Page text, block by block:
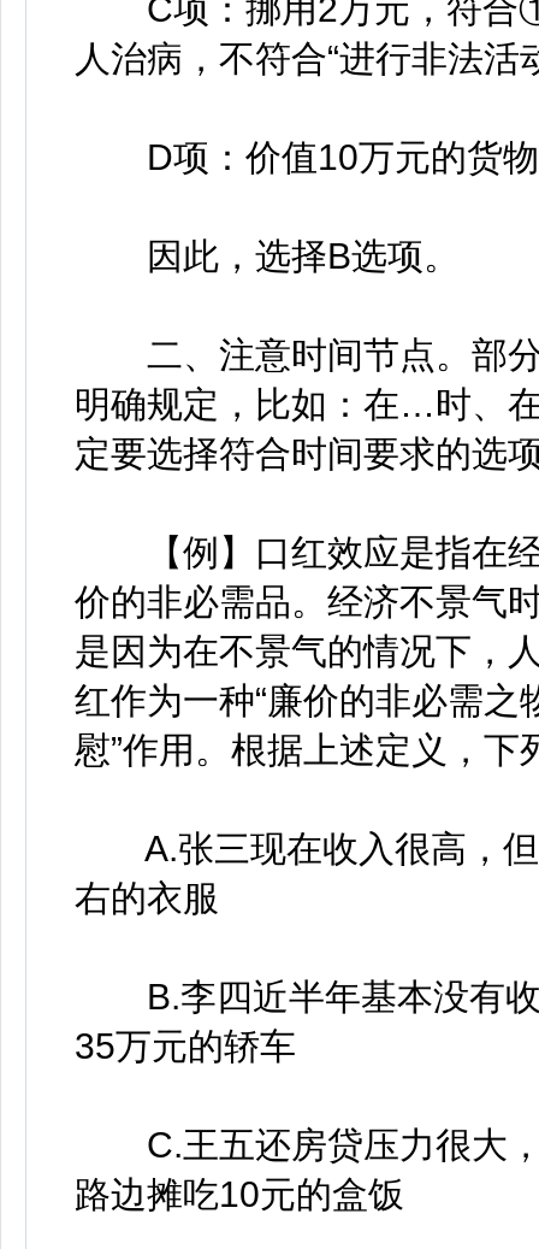
C项：挪用2万元，符合
人治病，不符合“进行非法活
D项：价值10万元的货物
因此，选择B选项。
二、注意时间节点。部分
明确规定，比如：在…时、
定要选择符合时间要求的选
【例】口红效应是指在经
价的非必需品。经济不景气
是因为在不景气的情况下，
红作为一种“廉价的非必需之
慰”作用。根据上述定义，
A.张三现在收入很高，但
右的衣服
B.李四近半年基本没有收
35万元的轿车
C.王五还房贷压力很大，
路边摊吃10元的盒饭